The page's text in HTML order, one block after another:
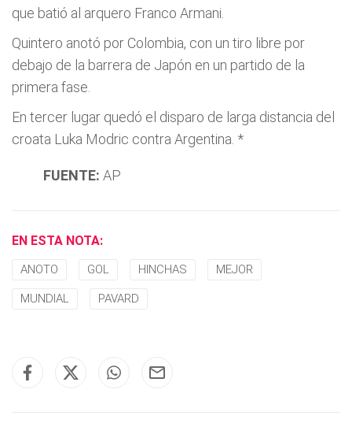
que batió al arquero Franco Armani.
Quintero anotó por Colombia, con un tiro libre por
debajo de la barrera de Japón en un partido de la
primera fase.
En tercer lugar quedó el disparo de larga distancia del
croata Luka Modric contra Argentina. *
FUENTE: AP
EN ESTA NOTA:
ANOTO GOL HINCHAS MEJOR
MUNDIAL PAVARD